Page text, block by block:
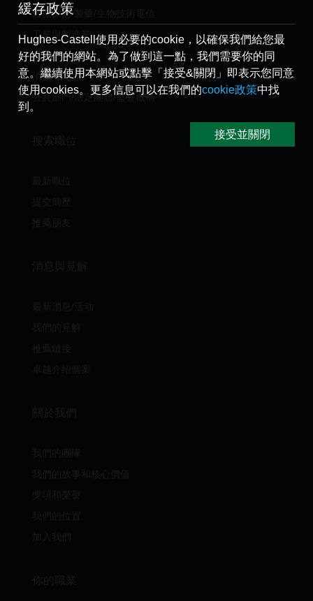
醫療保健/製藥/生物技術電信
工業與製造業
電訊
消費/奢侈品/零售
公共部門/法定團體/監管機構
緩存政策
Hughes-Castell使用必要的cookie，以確保我們給您最
好的我們的網站。為了做到這一點，我們需要你的同
意。繼續使用本網站或點擊「接受&關閉」即表示您同意
使用cookies。更多信息可以在我們的cookie政策中找
到。
接受並關閉